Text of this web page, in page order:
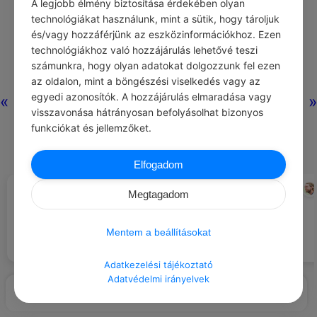
« »
#ÖNFEJLESZTÉS SEBASTIAN VETTEL
Nem elég a gyors autó, ahhoz,
A legjobb élmény biztosítása érdekében olyan
technológiákat használunk, mint a sütik, hogy tároljuk
és/vagy hozzáférjünk az eszközinformációkhoz. Ezen
technológiákhoz való hozzájárulás lehetővé teszi
számunkra, hogy olyan adatokat dolgozzunk fel ezen
az oldalon, mint a böngészési viselkedés vagy az
egyedi azonosítók. A hozzájárulás elmaradása vagy
visszavonása hátrányosan befolyásolhat bizonyos
funkciókat és jellemzőket.
Elfogadom
Megtagadom
Mentem a beállításokat
Adatkezelési tájékoztató
Adatvédelmi irányelvek